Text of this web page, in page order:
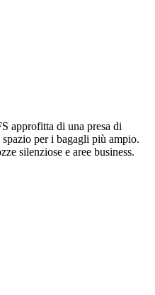
approfitta di una presa di
per i bagagli più ampio.
silenziose e aree business.